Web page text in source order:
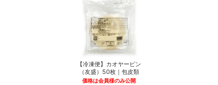
【冷凍便】カオヤーピン
（友盛）50枚｜包皮類
価格は会員様のみ公開